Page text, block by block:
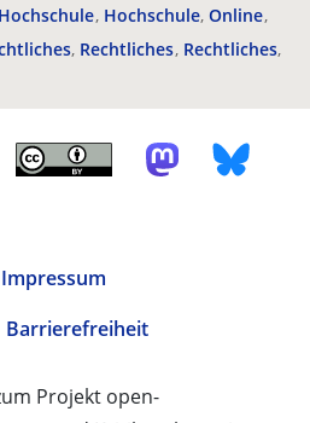
Hochschule Hochschule Online
Rechtliches Rechtliches
Impressum
Barrierefreiheit
Projekt open-